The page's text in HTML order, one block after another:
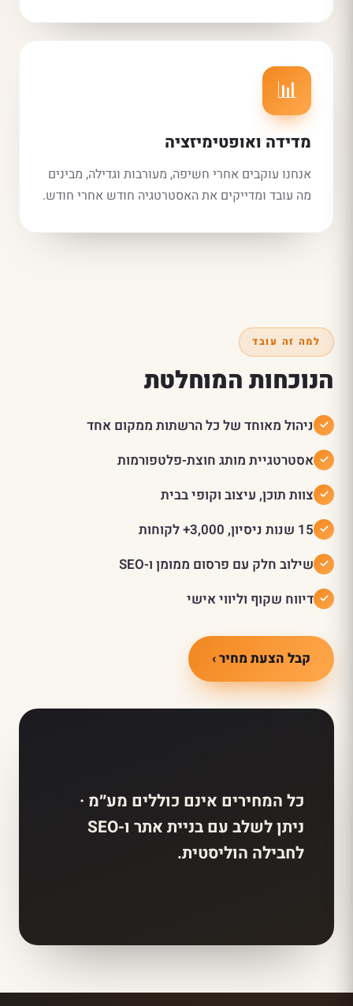
📊
מדידה ואופטימיזציה
אנחנו עוקבים אחרי חשיפה, מעורבות וגדילה, מבינים
מה עובד ומדייקים את האסטרטגיה חודש אחרי חודש.
למה זה עובד
הנוכחות המוחלטת
ניהול מאוחד של כל הרשתות ממקום אחד
אסטרטגיית מותג חוצת-פלטפורמות
צוות תוכן, עיצוב וקופי בבית
15 שנות ניסיון, 3,000+ לקוחות
שילוב חלק עם פרסום ממומן ו-SEO
דיווח שקוף וליווי אישי
קבל הצעת מחיר ›
כל המחירים אינם כוללים מע״מ ·
ניתן לשלב עם בניית אתר ו-SEO
לחבילה הוליסטית.